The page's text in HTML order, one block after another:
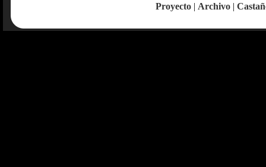
Proyecto | Archivo |